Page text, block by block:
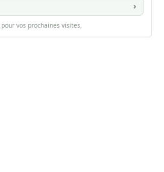
vos prochaines visites.